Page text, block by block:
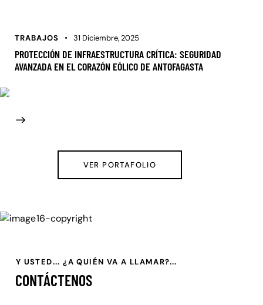
TRABAJOS 31 Diciembre, 2025
PROTECCIÓN DE INFRAESTRUCTURA CRÍTICA: SEGURIDAD
AVANZADA EN EL CORAZÓN EÓLICO DE ANTOFAGASTA
VER PORTAFOLIO
Y USTED... ¿A QUIÉN VA A LLAMAR?...
CONTÁCTENOS